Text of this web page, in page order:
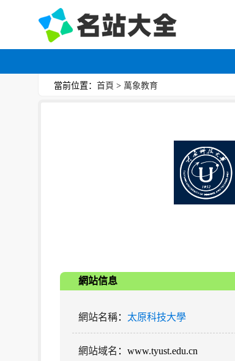
當前位置： 首頁 > 萬象教育
網站信息
網站名稱： 太原科技大學
網站域名 ：www.tyust.edu.cn